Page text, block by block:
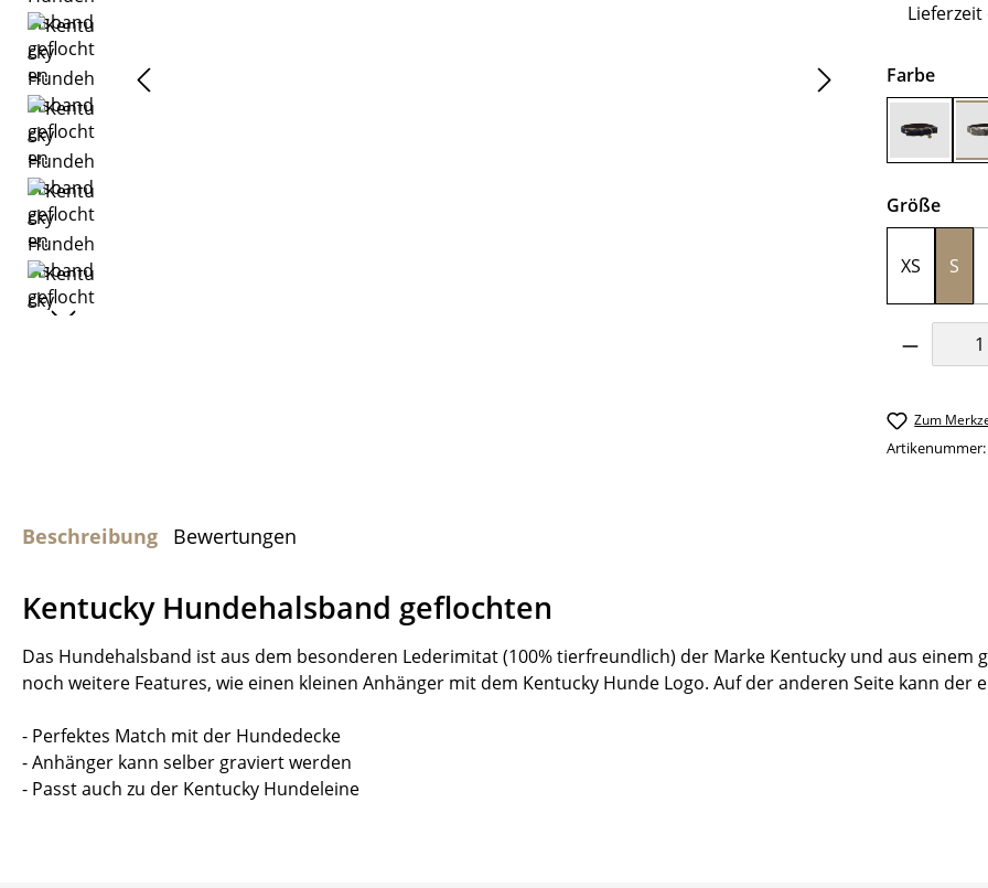
Lieferzeit
Farbe
Marine
Größe
XS S
Zum
Artikenummer:
Beschreibung Bewertungen
Kentucky Hundehalsband geflochten
Das Hundehalsband ist aus dem besonderen Lederimitat (100% tierfreundlich) der Marke Kentucky und aus
noch weitere Features, wie einen kleinen Anhänger mit dem Kentucky Hunde Logo. Auf der anderen Seite kann der
- Perfektes Match mit der Hundedecke
- Anhänger kann selber graviert werden
- Passt auch zu der Kentucky Hundeleine